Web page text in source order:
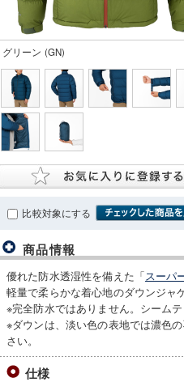
グリーン (GN)
比較対象にする
商品情報
優れた防水透湿性を備えた「スーパ
軽量で柔らかな着心地のダウンジャ
※完全防水ではありません。シーム
※ダウンは、淡い色の表地では濃色
さい。
仕様